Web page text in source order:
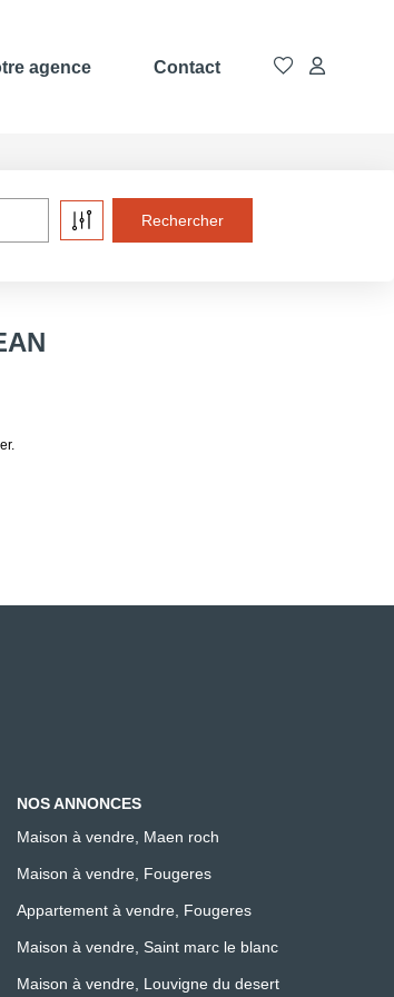
agence Contact
NOS ANNONCES
Maison à vendre, Maen roch
Maison à vendre, Fougeres
Appartement à vendre, Fougeres
Maison à vendre, Saint marc le blanc
Maison à vendre, Louvigne du desert